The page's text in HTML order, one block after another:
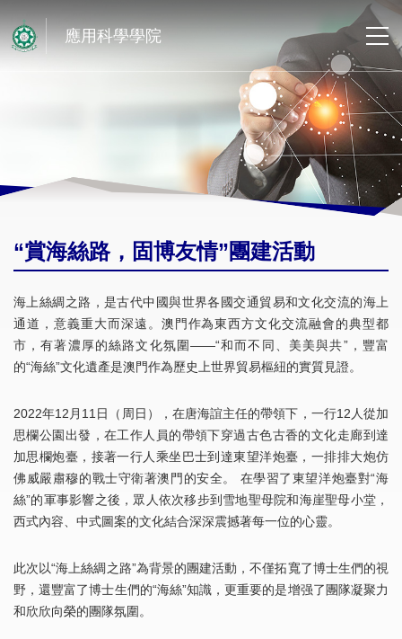
應用科學學院
“賞海絲路，固博友情”團建活動
海上絲綢之路，是古代中國與世界各國交通貿易和文化交流的海上
通道，意義重大而深遠。澳門作為東西方文化交流融會的典型都
市，有著濃厚的絲路文化氛圍——“和而不同、美美與共”，豐富
的“海絲”文化遺產是澳門作為歷史上世界貿易樞紐的實質見證。
2022年12月11日（周日），在唐海誼主任的帶領下，一行12人從加
思欄公園出發，在工作人員的帶領下穿過古色古香的文化走廊到達
加思欄炮臺，接著一行人乘坐巴士到達東望洋炮臺，一排排大炮仿
佛威嚴肅穆的戰士守衛著澳門的安全。 在學習了東望洋炮臺對“海
絲”的軍事影響之後，眾人依次移步到雪地聖母院和海崖聖母小堂，
西式內容、中式圖案的文化結合深深震撼著每一位的心靈。
此次以“海上絲綢之路”為背景的團建活動，不僅拓寬了博士生們的視
野，還豐富了博士生們的“海絲”知識，更重要的是增强了團隊凝聚力
和欣欣向榮的團隊氛圍。